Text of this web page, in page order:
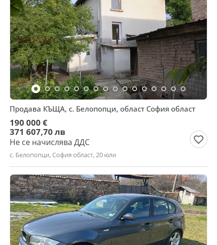
Продава КЪЩА, с. Белопопци, област София област
190 000 €
371 607,70 лв
Не се начислява ДДС
с. Белопопци, София област, 20 юли